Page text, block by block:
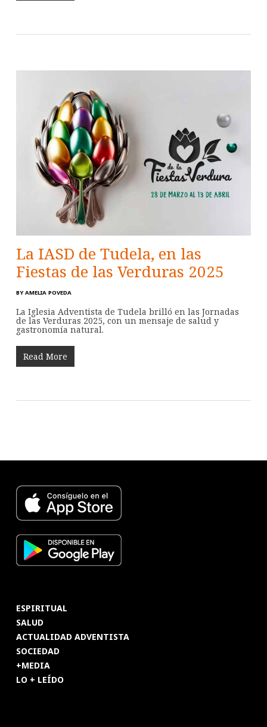
La IASD de Tudela, en las
Fiestas de las Verduras 2025
BY AMELIA POVEDA
La Iglesia Adventista de Tudela brilló en las Jornadas
de las Verduras 2025, con un mensaje de salud y
gastronomía natural.
Read More
ESPIRITUAL
SALUD
ACTUALIDAD ADVENTISTA
SOCIEDAD
+MEDIA
LO + LEÍDO